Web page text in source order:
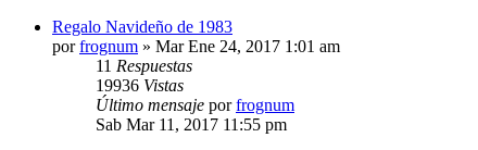
Regalo Navideño de 1983
porfrognum » Mar Ene 24, 2017 1:01 am
11 Respuestas
19936 Vistas
Último mensaje porfrognum
Sab Mar 11, 2017 11:55 pm